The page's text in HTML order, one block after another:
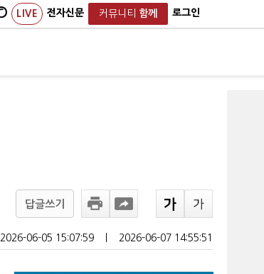
LIVE 전자신문 커뮤니티 함께 로그인
답글쓰기
2026-06-05 15:07:59 2026-06-07 14:55:51